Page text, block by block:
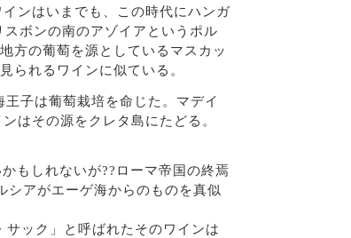
ンはいまでも、この時代にハンガ
ボンの南のアゾイアというポル
方の葡萄を源としているマスカッ
られるワインに似ている。
子は葡萄栽培を命じた。マデイ
はその源をクレタ島にたどる。
もしれないが??ローマ帝国の終焉
シアがエーゲ海からのものを真似
ック」と呼ばれたそのワインは